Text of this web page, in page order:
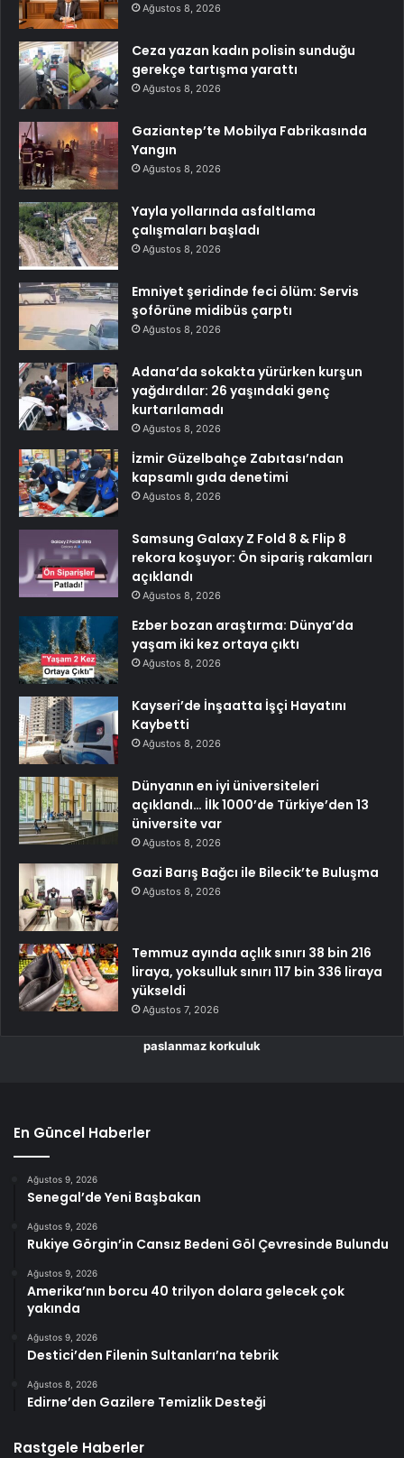
Ağustos 8, 2026
Ceza yazan kadın polisin sunduğu
gerekçe tartışma yarattı
Ağustos 8, 2026
Gaziantep’te Mobilya Fabrikasında
Yangın
Ağustos 8, 2026
Yayla yollarında asfaltlama
çalışmaları başladı
Ağustos 8, 2026
Emniyet şeridinde feci ölüm: Servis
şoförüne midibüs çarptı
Ağustos 8, 2026
Adana’da sokakta yürürken kurşun
yağdırdılar: 26 yaşındaki genç
kurtarılamadı
Ağustos 8, 2026
İzmir Güzelbahçe Zabıtası’ndan
kapsamlı gıda denetimi
Ağustos 8, 2026
Samsung Galaxy Z Fold 8 & Flip 8
rekora koşuyor: Ön sipariş rakamları
açıklandı
Ağustos 8, 2026
Ezber bozan araştırma: Dünya’da
yaşam iki kez ortaya çıktı
Ağustos 8, 2026
Kayseri’de İnşaatta İşçi Hayatını
Kaybetti
Ağustos 8, 2026
Dünyanın en iyi üniversiteleri
açıklandı… İlk 1000’de Türkiye’den 13
üniversite var
Ağustos 8, 2026
Gazi Barış Bağcı ile Bilecik’te Buluşma
Ağustos 8, 2026
Temmuz ayında açlık sınırı 38 bin 216
liraya, yoksulluk sınırı 117 bin 336 liraya
yükseldi
Ağustos 7, 2026
paslanmaz korkuluk
En Güncel Haberler
Ağustos 9, 2026
Senegal’de Yeni Başbakan
Ağustos 9, 2026
Rukiye Görgin’in Cansız Bedeni Göl Çevresinde Bulundu
Ağustos 9, 2026
Amerika’nın borcu 40 trilyon dolara gelecek çok
yakında
Ağustos 9, 2026
Destici’den Filenin Sultanları’na tebrik
Ağustos 8, 2026
Edirne’den Gazilere Temizlik Desteği
Rastgele Haberler